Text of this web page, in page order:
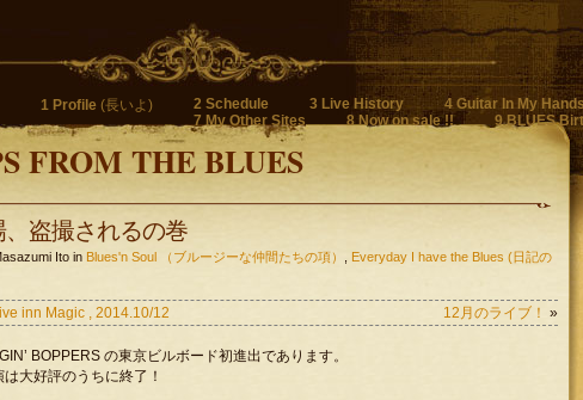
1 Profile (長いよ) 2 Schedule 3 Live History 4 Guitar In My
7 My Other Sites
8 Now on sale !! 9 BLUES
FROM THE BLUES
盗撮されるの巻
Ito in Blues'n Soul （ブルージーな仲間たちの項）
Everyday I have the Blues (日記の
inn Magic , 2014.10/12 12月のライブ！ »
BOPPERS の東京ビルボード初進出であります。
大好評のうちに終了！